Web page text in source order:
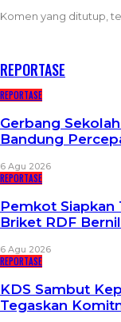
Komen yang ditutup,
REPORTASE
REPORTASE
Gerbang
Bandung
6 Agu 2026
REPORTASE
Pemkot Siapkan
Briket RDF
6 Agu 2026
REPORTASE
KDS Sambut
Tegaskan